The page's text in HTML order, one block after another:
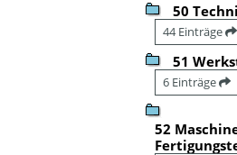
50
44 Einträge
51
6 Einträge
52